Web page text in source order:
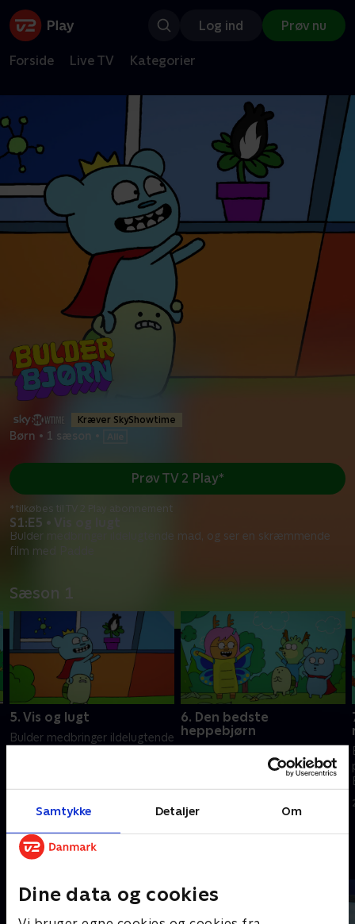
Samtykke Detaljer Om
Dine data og cookies
Log ind Prøv nu
Forside Live TV Kategorier
Kræver SkyShowtime
Børn • 1 sæson •
S1:E5 • Vis og lugt
Bulder medbringer ildelugtende mad, og ser en skræmmende
film med Padde
Prøv TV 2 Play*
*tilkøbes til TV 2 Play abonnement
Sæson 1
5. Vis og lugt
Bulder medbringer ildelugtende
9. oktober 2023 • 21 min
6. Den bedste
heppebjørn
og Bulder og Padde finder en
kokon. Padde kæmper med at
26. november 2023 • 21 min
Andre så også